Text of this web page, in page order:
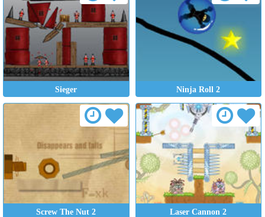
Sieger Ninja Roll 2
Screw The Nut 2 Laser Cannon 2